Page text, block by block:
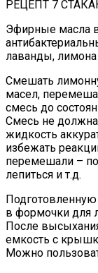
РЕЦЕПТ 7
Эфирные масла
лаванды, лимона
Смешать
масел,
смесь до
Смесь не
жидкость
избежать
перемешали –
лепиться и т.д.
в формочки для
После
емкость с
Можно